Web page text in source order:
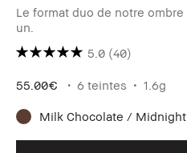
Le format duo de notre
un.
5.0 (40)
55.00€ 6 teintes 1.6g
Milk Chocolate /